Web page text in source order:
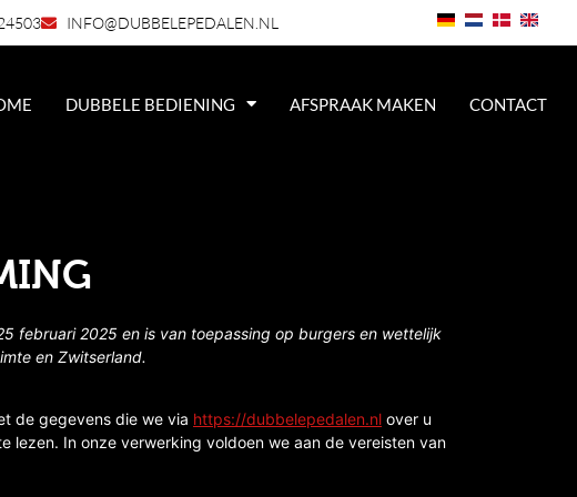
INFO@DUBBELEPEDALEN.NL
DUBBELE BEDIENING AFSPRAAK MAKEN CONTACT
februari 2025 en is van toepassing op burgers en wettelijk
en Zwitserland.
de gegevens die we via https://dubbelepedalen.nl over u
lezen. In onze verwerking voldoen we aan de vereisten van